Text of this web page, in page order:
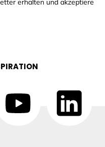
erhalten und akzeptiere